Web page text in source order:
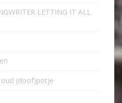
LETTING IT ALL
(doof)potje